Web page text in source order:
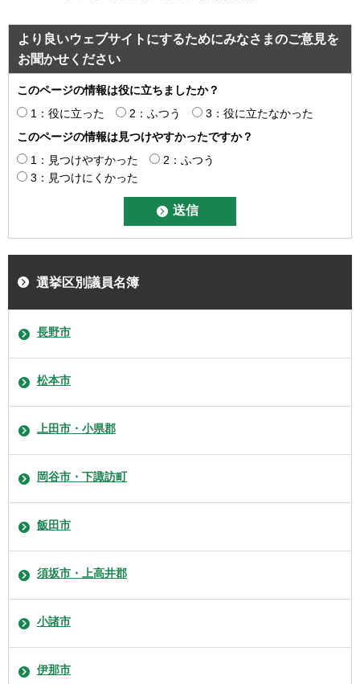
より良いウェブサイトにするためにみなさまのご意見を
お聞かせください
このページの情報は役に立ちましたか？
1：役に立った
2：ふつう
3：役に立たなかった
このページの情報は見つけやすかったですか？
1：見つけやすかった
2：ふつう
3：見つけにくかった
選挙区別議員名簿
長野市
松本市
上田市・小県郡
岡谷市・下諏訪町
飯田市
須坂市・上高井郡
小諸市
伊那市